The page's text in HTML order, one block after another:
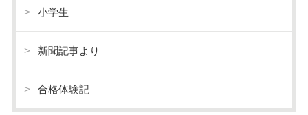
小学生
新聞記事より
合格体験記